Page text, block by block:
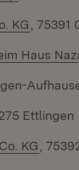
KG (Öffnet
, 75391
Haus
in neuem
Ettlingen
KG ,